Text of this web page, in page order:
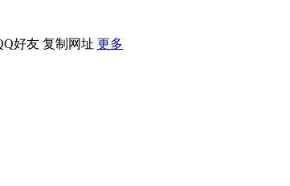
好友 复制网址 更多